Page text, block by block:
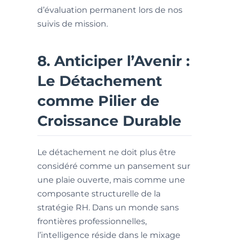
d’évaluation permanent lors de nos
suivis de mission.
8. Anticiper l’Avenir :
Le Détachement
comme Pilier de
Croissance Durable
Le détachement ne doit plus être
considéré comme un pansement sur
une plaie ouverte, mais comme une
composante structurelle de la
stratégie RH. Dans un monde sans
frontières professionnelles,
l’intelligence réside dans le mixage